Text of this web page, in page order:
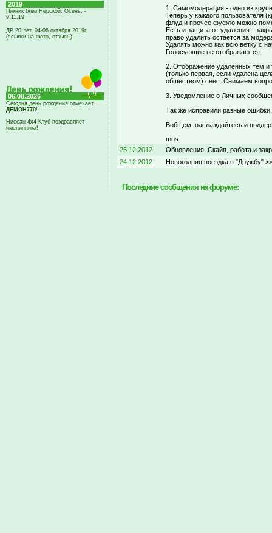
2019
Пикник близ Нерской. Осень. -
9.11.19
ДР 20 лет, 04-06 октября 2019г.
(ссылки на фото, отзывы)
06.08.2026
Сегодня день рождения отмечает
ДЕМОН770!
Ниссан 4х4 Клуб поздравляет
именинника!
1. Самомодерация - одно из
Теперь у каждого пользователя
флуд и прочее фуфло можно
Есть и защита от удаления -
право удалить остается за
Удалять можно как всю ветку с
Голосующие не отображаются.
2. Отображение удаленных тем и
(только первая, если удалена
обществом) снес. Снимаем
3. Уведомление о Личных
Так же исправили разные
Вобщем, наслаждайтесь и
mos
25.12.2012
Обновления. Скайп, работа и
24.12.2012
Новогодняя поездка в "Дружбу"
Последние сообщения на форуме: